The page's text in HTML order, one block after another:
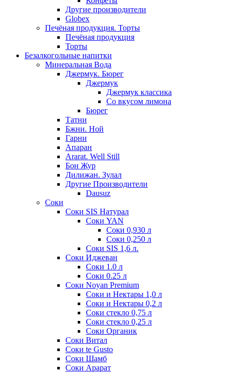
Другие производители
Globex
Печёная продукция. Торты
Печёная продукция
Торты
Безалкогольные напитки
Минеральная Вода
Джермук. Бюрег
Джермук
Джермук классика
Со вкусом лимона
Бюрег
Татни
Бжни. Ной
Гарни
Апаран
Ararat. Well Still
Бон Жур
Дилижан. Зулал
Другие Производители
Dausuz
Соки
Соки SIS Натурал
Соки YAN
Соки 0,930 л
Соки 0,250 л
Соки SIS 1,6 л.
Соки Иджеван
Соки 1.0 л
Соки 0.25 л
Соки Noyan Premium
Соки и Нектары 1,0 л
Соки и Нектары 0,2 л
Соки стекло 0,75 л
Соки стекло 0,25 л
Соки Органик
Соки Витал
Соки te Gusto
Соки Шамб
Соки Арарат